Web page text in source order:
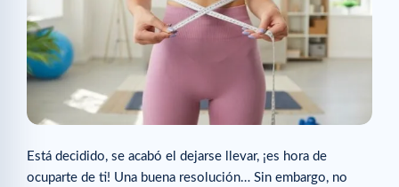
Está decidido, se acabó el dejarse llevar, ¡es hora de
ocuparte de ti! Una buena resolución… Sin embargo, no